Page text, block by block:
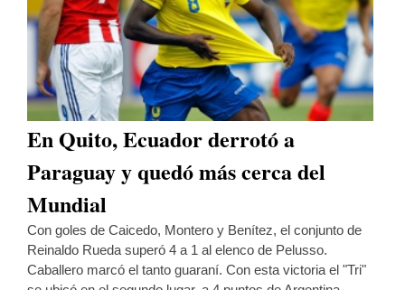
En Quito, Ecuador derrotó a
Paraguay y quedó más cerca del
Mundial
Con goles de Caicedo, Montero y Benítez, el conjunto de
Reinaldo Rueda superó 4 a 1 al elenco de Pelusso.
Caballero marcó el tanto guaraní. Con esta victoria el "Tri"